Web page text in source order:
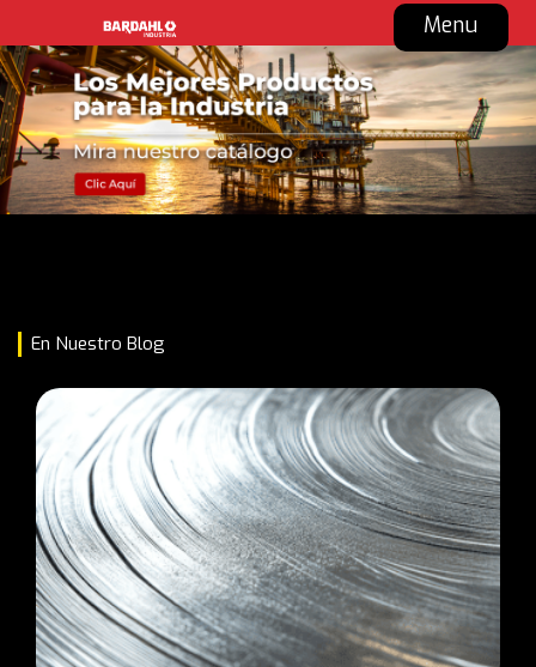
Menu
En Nuestro Blog